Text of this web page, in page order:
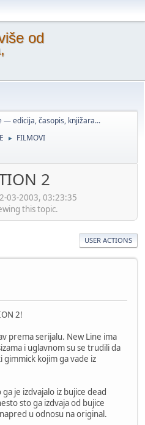
od
— edicija, časopis, knjižara...
► FILMOVI
2
03-2003, 03:23:35
this topic.
USER ACTIONS
2!
prema serijalu. New Line ima
i uglavnom su se trudili da
kojim ga vade iz
je izdvajalo iz bujice dead
sto ga izdvaja od bujice
u odnosu na original.